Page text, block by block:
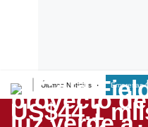
Últimas Noticias Empresas G
Lo último
Peru Quiosco